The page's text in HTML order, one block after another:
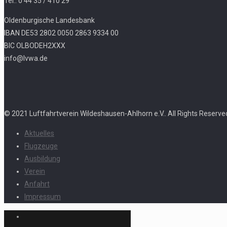
Oldenburgische Landesbank
IBAN DE53 2802 0050 2863 9334 00
BIC OLBODEH2XXX
info@lvwa.de
© 2021 Luftfahrtverein Wildeshausen-Ahlhorn e.V.. All Rights
Aktuelles
Flugzeuge
Ausbildung
Verein
Anfahrt
Impressum